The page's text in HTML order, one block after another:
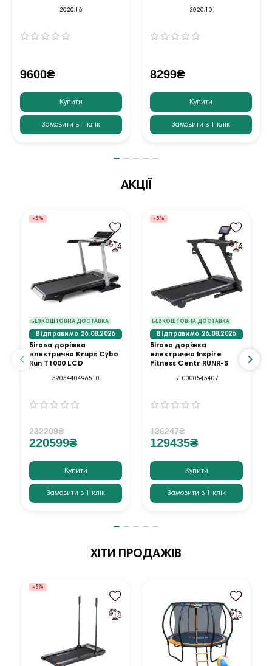
2020.16
9600₴
Купити
Замовити в 1 клік
2020.10
8299₴
Купити
Замовити в 1 клік
АКЦІЇ
БЕЗКОШТОВНА ДОСТАВКА
-5%
Відправимо 26.08.2026
Бігова доріжка
електрична Krups Cybo
Run T1000 LCD
5905440496510
232209₴
220599₴
Купити
Замовити в 1 клік
БЕЗКОШТОВНА ДОСТАВКА
-5%
Відправимо 26.08.2026
Бігова доріжка
електрична Inspire
Fitness Centr RUNR-S
810000545407
136247₴
129435₴
Купити
Замовити в 1 клік
ХІТИ ПРОДАЖІВ
-5%